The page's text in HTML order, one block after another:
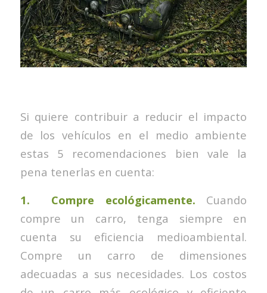
Si quiere contribuir a reducir el impacto
de los vehículos en el medio ambiente
estas 5 recomendaciones bien vale la
pena tenerlas en cuenta:
1. Compre ecológicamente. Cuando
compre un carro, tenga siempre en
cuenta su eficiencia medioambiental.
Compre un carro de dimensiones
adecuadas a sus necesidades. Los costos